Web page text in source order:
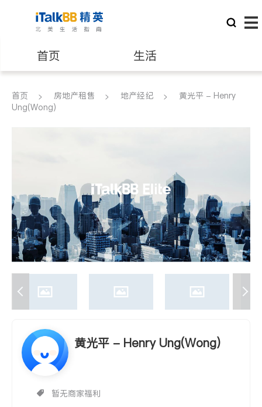
首页 生活
医生 律师
养老 非盈利组织
首页 房地产租售 地产经纪
黄光平 - Henry
Ung(Wong)
黄光平 - Henry Ung(Wong)
暂无商家福利